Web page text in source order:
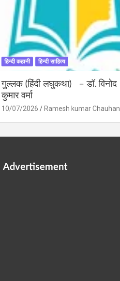
हिन्दी कहानी हिन्दी साहित्य
गुल्लक (हिंदी लघुकथा) – डॉ. विनोद
कुमार वर्मा
10/07/2026 Ramesh kumar Chauhan
Advertisement